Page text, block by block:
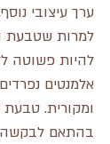
ערך עיצובי
למרות שטבעת
להיות פשוטה
אלמנטים
ומקורית. טבעת
בהתאם